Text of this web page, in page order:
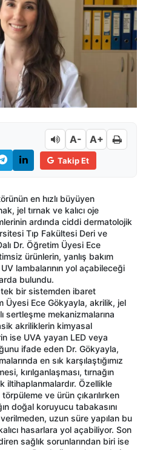
A- A+
Takip Et
en hızlı büyüyen
jel tırnak ve kalıcı oje
ardında ciddi dermatolojik
Tıp Fakültesi Deri ve
Dr. Öğretim Üyesi Ece
ürünlerin, yanlış bakım
lambalarının yol açabileceği
bulundu.
tek bir sistemden ibaret
Üyesi Ece Gökyayla, akrilik, jel
sertleşme mekanizmalarına
akriliklerin kimyasal
ise UVA yayan LED veya
ifade eden Dr. Gökyayla,
en sık karşılaştığımız
kırılganlaşması, tırnağın
iltihaplanmalardır. Özellikle
ve ürün çıkarılırken
doğal koruyucu tabakasını
uzun süre yapılan bu
hasarlara yol açabiliyor. Son
sağlık sorunlarından biri ise